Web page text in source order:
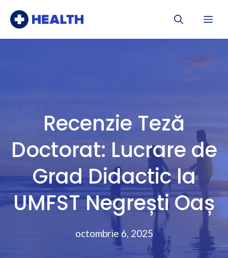
Recenzie Teză
Doctorat: Lucrare de
Grad Didactic la
UMFST Negrești Oaș
octombrie 6, 2025